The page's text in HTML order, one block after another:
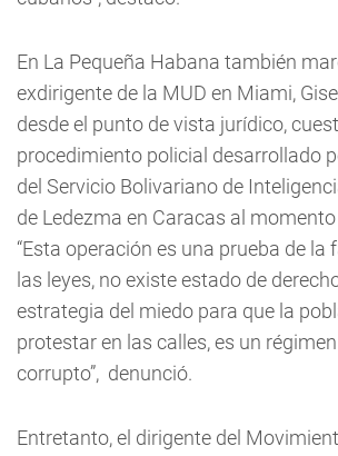
En La Pequeña Habana también
exdirigente de la MUD en Miami,
desde el punto de vista jurídico,
procedimiento policial desarrollado
del Servicio Bolivariano de
de Ledezma en Caracas al
“Esta operación es una prueba de la
las leyes, no existe estado de
estrategia del miedo para que la
protestar en las calles, es un
corrupto”, denunció.
Entretanto, el dirigente del